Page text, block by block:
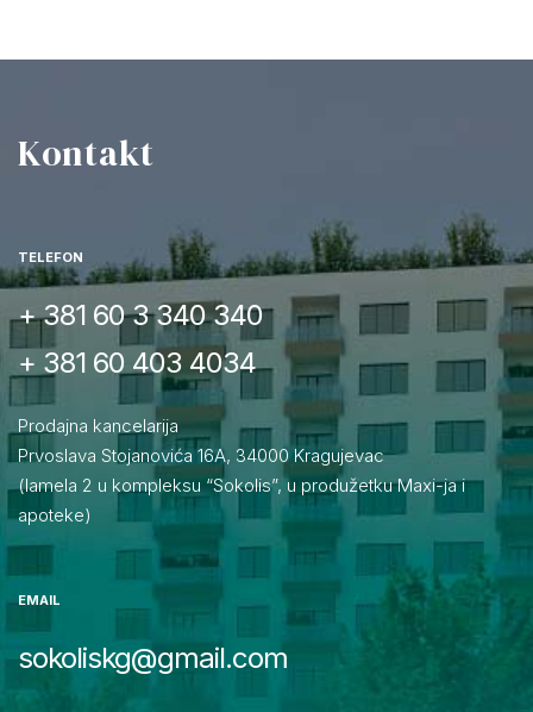
Kontakt
TELEFON
+ 381 60 3 340 340
+ 381 60 403 4034
Prodajna kancelarija
Prvoslava Stojanovića 16A, 34000 Kragujevac
(lamela 2 u kompleksu “Sokolis”, u produžetku Maxi-ja i
apoteke)
EMAIL
sokoliskg@gmail.com